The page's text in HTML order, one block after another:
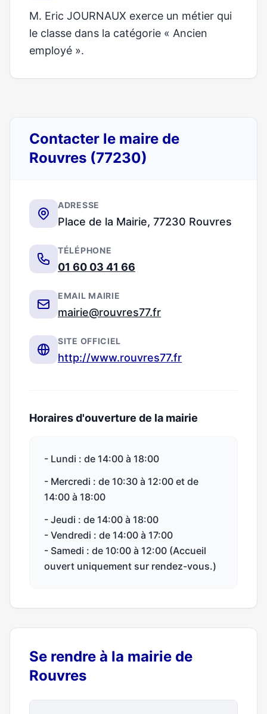
M. Eric JOURNAUX exerce un métier qui
le classe dans la catégorie « Ancien
employé ».
Contacter le maire de
Rouvres (77230)
ADRESSE
Place de la Mairie, 77230 Rouvres
TÉLÉPHONE
01 60 03 41 66
EMAIL MAIRIE
mairie@rouvres77.fr
SITE OFFICIEL
http://www.rouvres77.fr
Horaires d'ouverture de la mairie
- Lundi : de 14:00 à 18:00
- Mercredi : de 10:30 à 12:00 et de
14:00 à 18:00
- Jeudi : de 14:00 à 18:00
- Vendredi : de 14:00 à 17:00
- Samedi : de 10:00 à 12:00 (Accueil
ouvert uniquement sur rendez-vous.)
Se rendre à la mairie de
Rouvres